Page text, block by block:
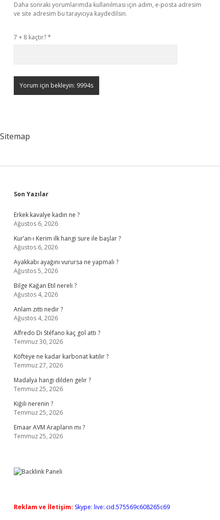
Daha sonraki yorumlarımda kullanılması için adım, e-posta adresim
ve site adresim bu tarayıcıya kaydedilsin.
7 + 8 kaçtır?*
Sitemap
Sidebar
Son Yazılar
Erkek kavalye kadın ne ?
Ağustos 6, 2026
Kur’an-ı Kerim ilk hangi sure ile başlar ?
Ağustos 6, 2026
Ayakkabı ayağını vurursa ne yapmalı ?
Ağustos 5, 2026
Bilge Kağan Etil nereli ?
Ağustos 4, 2026
Anlam zıttı nedir ?
Ağustos 4, 2026
Alfredo Di Stéfano kaç gol attı ?
Temmuz 30, 2026
Köfteye ne kadar karbonat katılır ?
Temmuz 27, 2026
Madalya hangi dilden gelir ?
Temmuz 25, 2026
Kiğili nerenin ?
Temmuz 25, 2026
Emaar AVM Arapların mı ?
Temmuz 25, 2026
Reklam ve İletişim: Skype: live:.cid.575569c608265c69